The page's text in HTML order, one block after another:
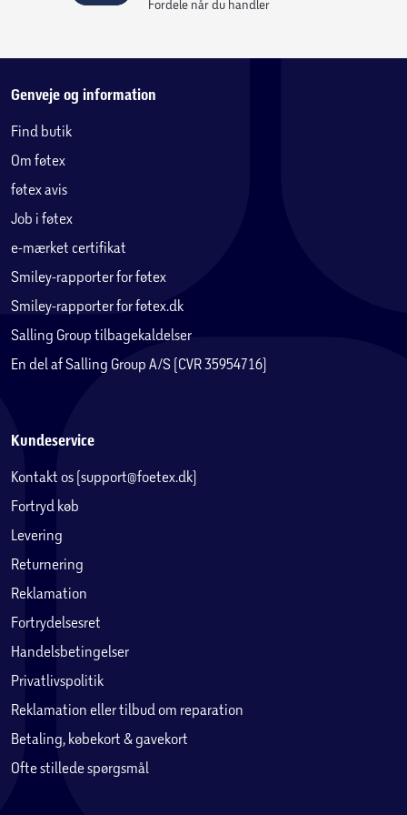
Fordele når du handler
Genveje og information
Find butik
Om føtex
føtex avis
Job i føtex
e-mærket certifikat
Smiley-rapporter for føtex
Smiley-rapporter for føtex.dk
Salling Group tilbagekaldelser
En del af Salling Group A/S (CVR 35954716)
Kundeservice
Kontakt os (support@foetex.dk)
Fortryd køb
Levering
Returnering
Reklamation
Fortrydelsesret
Handelsbetingelser
Privatlivspolitik
Reklamation eller tilbud om reparation
Betaling, købekort & gavekort
Ofte stillede spørgsmål